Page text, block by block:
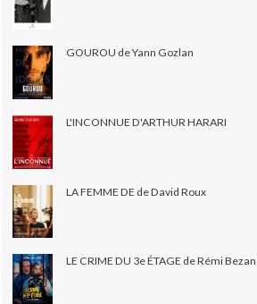
GOUROU de Yann Gozlan
L'INCONNUE D'ARTHUR HARARI
LA FEMME DE de David Roux
LE CRIME DU 3e ÉTAGE de Rémi